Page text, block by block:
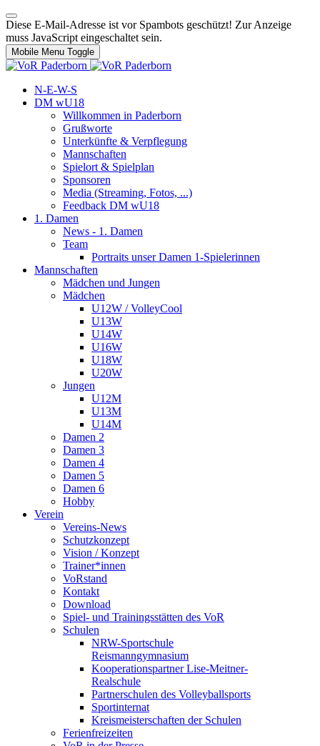
Diese E-Mail-Adresse ist vor Spambots geschützt! Zur Anzeige
muss JavaScript eingeschaltet sein.
Mobile Menu Toggle
N-E-W-S
DM wU18
Willkommen in Paderborn
Grußworte
Unterkünfte & Verpflegung
Mannschaften
Spielort & Spielplan
Sponsoren
Media (Streaming, Fotos, ...)
Feedback DM wU18
1. Damen
News - 1. Damen
Team
Portraits unser Damen 1-Spielerinnen
Mannschaften
Mädchen und Jungen
Mädchen
U12W / VolleyCool
U13W
U14W
U16W
U18W
U20W
Jungen
U12M
U13M
U14M
Damen 2
Damen 3
Damen 4
Damen 5
Damen 6
Hobby
Verein
Vereins-News
Schutzkonzept
Vision / Konzept
Trainer*innen
VoRstand
Kontakt
Download
Spiel- und Trainingsstätten des VoR
Schulen
NRW-Sportschule
Reismanngymnasium
Kooperationspartner Lise-Meitner-
Realschule
Partnerschulen des Volleyballsports
Sportinternat
Kreismeisterschaften der Schulen
Ferienfreizeiten